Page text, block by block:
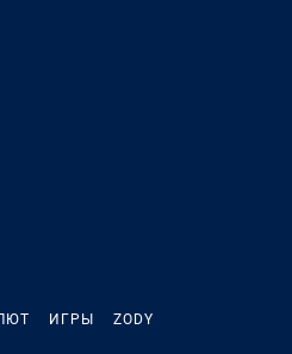
ИГРЫ ZODY